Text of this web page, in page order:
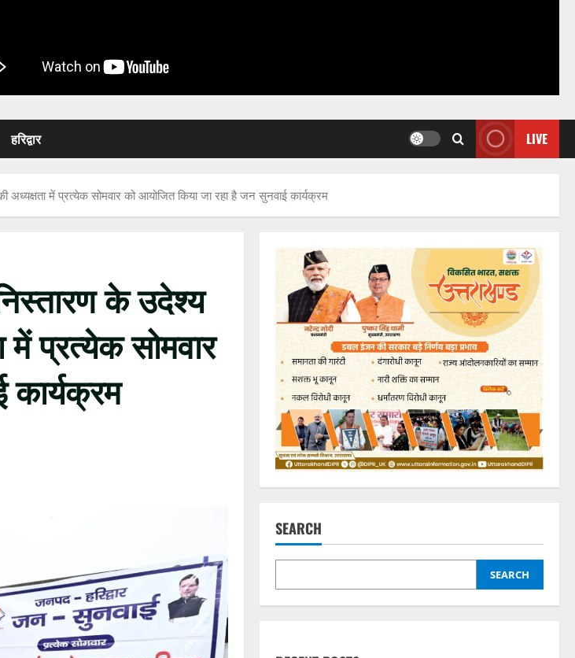
हरिद्वार LIVE
अध्यक्षता में प्रत्येक सोमवार को आयोजित किया जा रहा है जन सुनवाई कार्यक्रम
के उदेश्य
में प्रत्येक सोमवार
SEARCH
SEARCH